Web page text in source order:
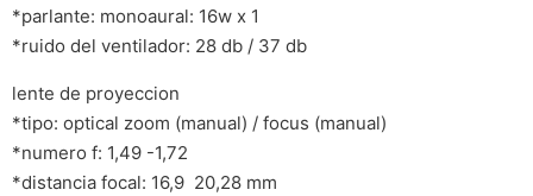
*parlante: monoaural: 16w x 1
*ruido del ventilador: 28 db / 37 db
lente de proyeccion
*tipo: optical zoom (manual) / focus (manual)
*numero f: 1,49 -1,72
*distancia focal: 16,9  20,28 mm